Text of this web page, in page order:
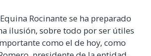
Rocinante se ha preparado
ilusión, sobre todo por ser útiles
como el de hoy, como